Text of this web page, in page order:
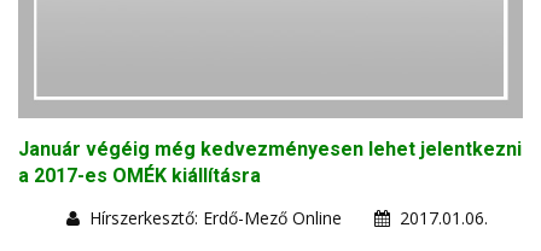
Január végéig még kedvezményesen lehet jelentkezni
a 2017-es OMÉK kiállításra
Hírszerkesztő: Erdő-Mező Online
2017.01.06.